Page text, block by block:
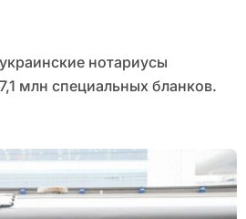
млн специальных бланков.